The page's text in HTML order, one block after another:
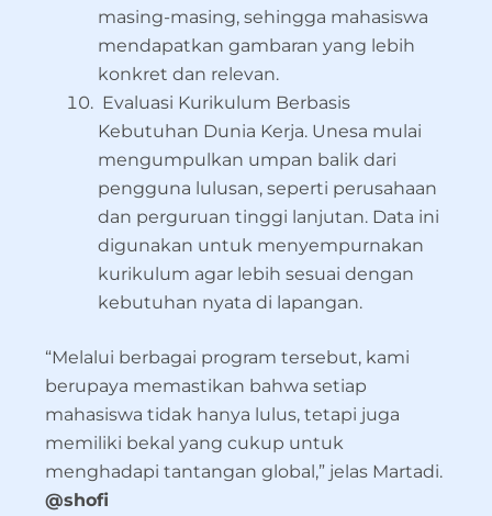
masing-masing, sehingga mahasiswa
mendapatkan gambaran yang lebih
konkret dan relevan.
Evaluasi Kurikulum Berbasis
Kebutuhan Dunia Kerja. Unesa mulai
mengumpulkan umpan balik dari
pengguna lulusan, seperti perusahaan
dan perguruan tinggi lanjutan. Data ini
digunakan untuk menyempurnakan
kurikulum agar lebih sesuai dengan
kebutuhan nyata di lapangan.
“Melalui berbagai program tersebut, kami
berupaya memastikan bahwa setiap
mahasiswa tidak hanya lulus, tetapi juga
memiliki bekal yang cukup untuk
menghadapi tantangan global,” jelas Martadi.
@shofi